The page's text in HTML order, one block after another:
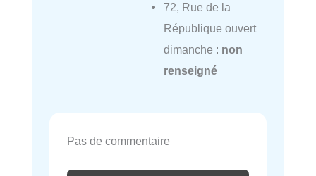
72, Rue de la
République ouvert
dimanche : non
renseigné
Pas de commentaire